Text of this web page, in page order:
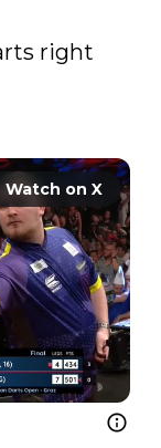
right
Watch on X